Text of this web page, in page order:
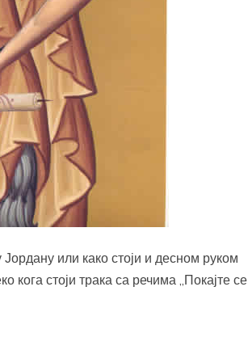
или како стоји и десном руком
кога стоји трака са речима „Покајте се